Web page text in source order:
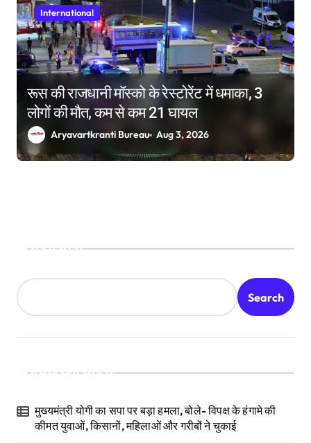
International
रूस की राजधानी मॉस्को के रेस्टोरेंट में धमाका, 3
लोगों की मौत, कम से कम 21 घायल
Aryavartkranti Bureau Aug 3, 2026
Search
Search
Recent Posts
मुख्यमंत्री योगी का सपा पर बड़ा हमला, बोले- विपक्ष के हंगामे की
कीमत युवाओं, किसानों, महिलाओं और गरीबों ने चुकाई